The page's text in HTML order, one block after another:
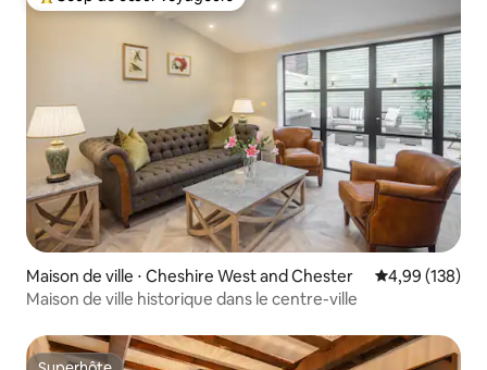
Coups de cœur voyageurs les plus appréciés
Maison de ville ⋅ Cheshire West and Chester Évaluation
4,99 (138)
Maison de ville historique dans le centre-ville